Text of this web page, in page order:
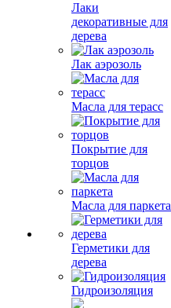
Лаки
декоративные для
дерева
Лак аэрозоль
Масла для терасс
Покрытие для
торцов
Масла для паркета
Герметики для
дерева
Гидроизоляция